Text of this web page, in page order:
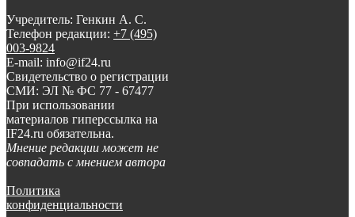
Учредитель: Генкин А. С.
Телефон редакции: +7 (495)
003-9824
E-mail: info@if24.ru
Свидетельство о регистрации
СМИ: ЭЛ № ФС 77 - 67477
При использовании
материалов гиперссылка на
IF24.ru обязательна.
Мнение редакции может не
совпадать с мнением автора
Политика
конфиденциальности